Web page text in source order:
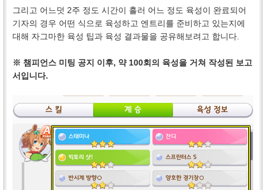
그리고 어느덧 2주 정도 시간이 흘러 어느 정도 육성이 완료되어
기자의 경우 어떤 식으로 육성하고 엔트리를 준비하고 있는지에
대해 자그마한 육성 팁과 육성 결과물을 공유해보려고 합니다.
※ 챔피언스 미팅 공지 이후, 약 100회의 육성을 거쳐 작성된 보고
서입니다.